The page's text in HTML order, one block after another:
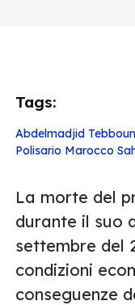
Tags:
Abdelmadjid
Polisario Marocco
La morte del
durante il suo
settembre del
condizioni
conseguenze